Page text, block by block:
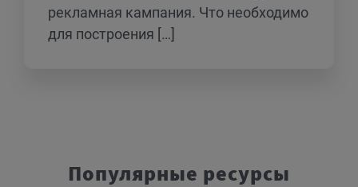
рекламная кампания. Что необходимо
для построения […]
Популярные ресурсы